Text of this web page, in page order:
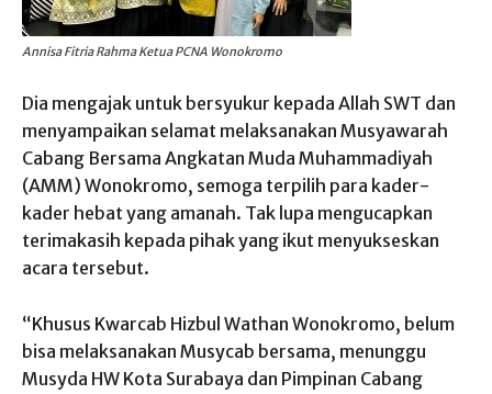
Annisa Fitria Rahma Ketua PCNA Wonokromo
Dia mengajak untuk bersyukur kepada Allah SWT dan
menyampaikan selamat melaksanakan Musyawarah
Cabang Bersama Angkatan Muda Muhammadiyah
(AMM) Wonokromo, semoga terpilih para kader-
kader hebat yang amanah. Tak lupa mengucapkan
terimakasih kepada pihak yang ikut menyukseskan
acara tersebut.
“Khusus Kwarcab Hizbul Wathan Wonokromo, belum
bisa melaksanakan Musycab bersama, menunggu
Musyda HW Kota Surabaya dan Pimpinan Cabang